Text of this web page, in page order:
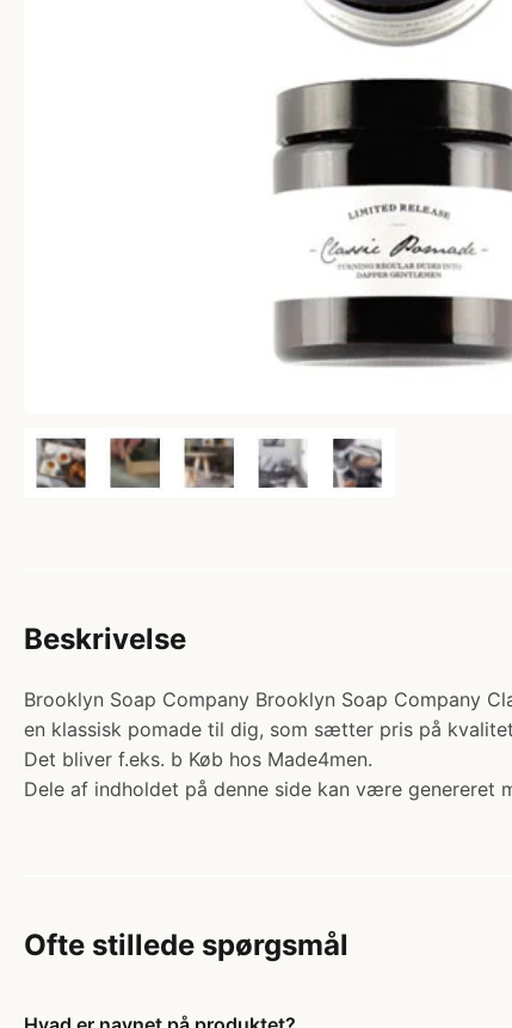
Beskrivelse
Brooklyn Soap Company Brooklyn Soap Company
en klassisk pomade til dig, som sætter pris på
Det bliver f.eks. b Køb hos Made4men.
Dele af indholdet på denne side kan være genereret
Ofte stillede spørgsmål